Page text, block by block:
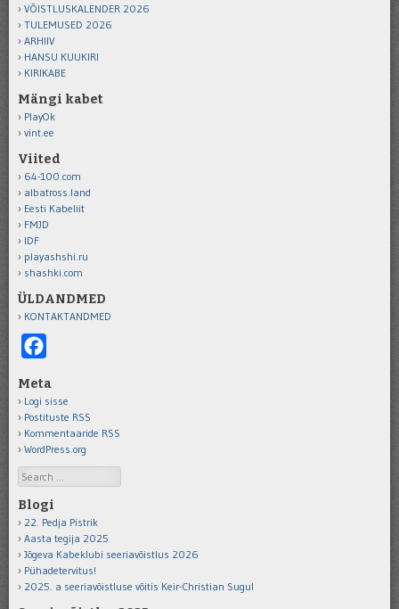
VÕISTLUSKALENDER 2026
TULEMUSED 2026
ARHIIV
HANSU KUUKIRI
KIRIKABE
Mängi kabet
PlayOk
vint.ee
Viited
64-100.com
albatross.land
Eesti Kabeliit
FMJD
IDF
playashshi.ru
shashki.com
ÜLDANDMED
KONTAKTANDMED
Meta
Logi sisse
Postituste RSS
Kommentaaride RSS
WordPress.org
Search
Blogi
22. Pedja Pistrik
Aasta tegija 2025
Jõgeva Kabeklubi seeriavõistlus 2026
Pühadetervitus!
2025. a seeriavõistluse võitis Keir-Christian Sugul